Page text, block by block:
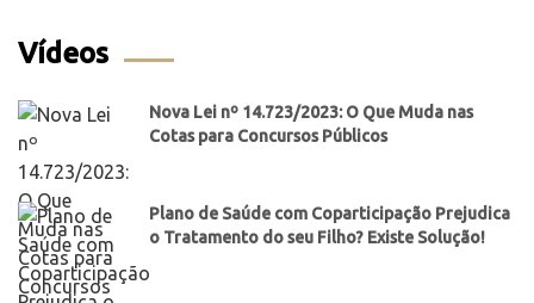
Vídeos
Nova Lei nº 14.723/2023: O Que Muda nas
Cotas para Concursos Públicos
Plano de Saúde com Coparticipação Prejudica
o Tratamento do seu Filho? Existe Solução!